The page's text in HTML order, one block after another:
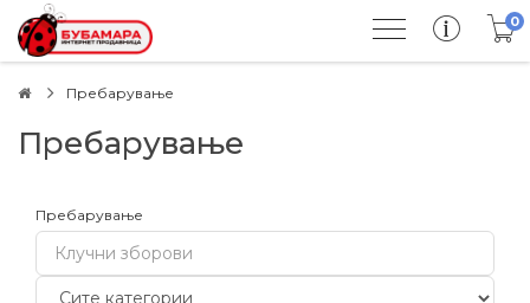
0
Пребарување
Пребарување
Пребарување